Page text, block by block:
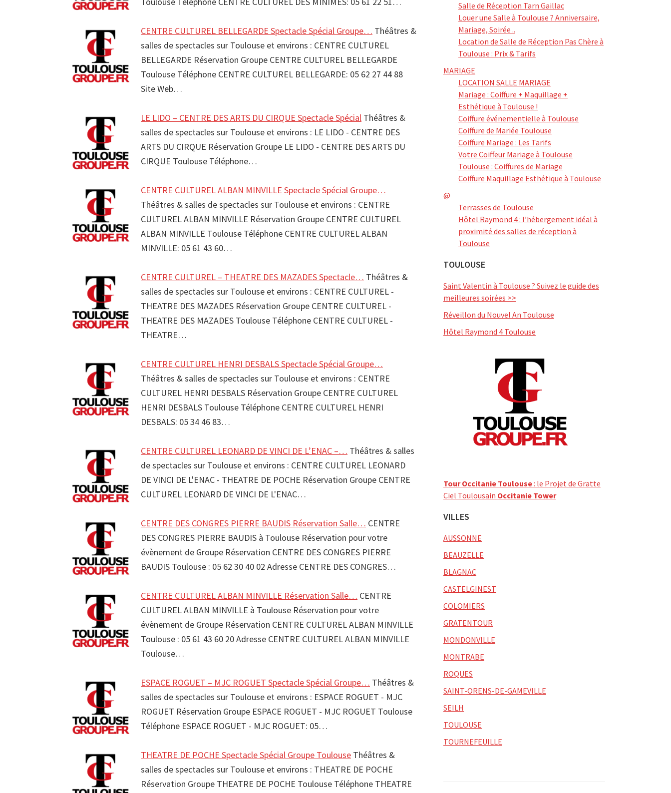
CENTRE CULTUREL BELLEGARDE Spectacle Spécial Groupe… Théâtres &
salles de spectacles sur Toulouse et environs : CENTRE CULTUREL
BELLEGARDE Réservation Groupe CENTRE CULTUREL BELLEGARDE
Toulouse Téléphone CENTRE CULTUREL BELLEGARDE: 05 62 27 44 88
Site Web…
LE LIDO – CENTRE DES ARTS DU CIRQUE Spectacle Spécial Théâtres &
salles de spectacles sur Toulouse et environs : LE LIDO - CENTRE DES
ARTS DU CIRQUE Réservation Groupe LE LIDO - CENTRE DES ARTS DU
CIRQUE Toulouse Téléphone…
CENTRE CULTUREL ALBAN MINVILLE Spectacle Spécial Groupe…
Théâtres & salles de spectacles sur Toulouse et environs : CENTRE
CULTUREL ALBAN MINVILLE Réservation Groupe CENTRE CULTUREL
ALBAN MINVILLE Toulouse Téléphone CENTRE CULTUREL ALBAN
MINVILLE: 05 61 43 60…
CENTRE CULTUREL – THEATRE DES MAZADES Spectacle… Théâtres &
salles de spectacles sur Toulouse et environs : CENTRE CULTUREL -
THEATRE DES MAZADES Réservation Groupe CENTRE CULTUREL -
THEATRE DES MAZADES Toulouse Téléphone CENTRE CULTUREL -
THEATRE…
CENTRE CULTUREL HENRI DESBALS Spectacle Spécial Groupe…
Théâtres & salles de spectacles sur Toulouse et environs : CENTRE
CULTUREL HENRI DESBALS Réservation Groupe CENTRE CULTUREL
HENRI DESBALS Toulouse Téléphone CENTRE CULTUREL HENRI
DESBALS: 05 34 46 83…
CENTRE CULTUREL LEONARD DE VINCI DE L’ENAC –… Théâtres & salles
de spectacles sur Toulouse et environs : CENTRE CULTUREL LEONARD
DE VINCI DE L'ENAC - THEATRE DE POCHE Réservation Groupe CENTRE
CULTUREL LEONARD DE VINCI DE L'ENAC…
CENTRE DES CONGRES PIERRE BAUDIS Réservation Salle… CENTRE
DES CONGRES PIERRE BAUDIS à Toulouse Réservation pour votre
évènement de Groupe Réservation CENTRE DES CONGRES PIERRE
BAUDIS Toulouse : 05 62 30 40 02 Adresse CENTRE DES CONGRES…
CENTRE CULTUREL ALBAN MINVILLE Réservation Salle… CENTRE
CULTUREL ALBAN MINVILLE à Toulouse Réservation pour votre
évènement de Groupe Réservation CENTRE CULTUREL ALBAN MINVILLE
Toulouse : 05 61 43 60 20 Adresse CENTRE CULTUREL ALBAN MINVILLE
Toulouse…
ESPACE ROGUET – MJC ROGUET Spectacle Spécial Groupe… Théâtres &
salles de spectacles sur Toulouse et environs : ESPACE ROGUET - MJC
ROGUET Réservation Groupe ESPACE ROGUET - MJC ROGUET Toulouse
Téléphone ESPACE ROGUET - MJC ROGUET: 05…
THEATRE DE POCHE Spectacle Spécial Groupe Toulouse Théâtres &
salles de spectacles sur Toulouse et environs : THEATRE DE POCHE
Réservation Groupe THEATRE DE POCHE Toulouse Téléphone THEATRE
Salle de Réception Tarn Gaillac
Louer une Salle à Toulouse ? Anniversaire,
Mariage, Soirée ..
Location de Salle de Réception Pas Chère à
Toulouse : Prix & Tarifs
MARIAGE
LOCATION SALLE MARIAGE
Mariage : Coiffure + Maquillage +
Esthétique à Toulouse !
Coiffure événementielle à Toulouse
Coiffure de Mariée Toulouse
Coiffure Mariage : Les Tarifs
Votre Coiffeur Mariage à Toulouse
Toulouse : Coiffures de Mariage
Coiffure Maquillage Esthétique à Toulouse
@
Terrasses de Toulouse
Hôtel Raymond 4 : l’hébergement idéal à
proximité des salles de réception à
Toulouse
TOULOUSE
Saint Valentin à Toulouse ? Suivez le guide des
meilleures soirées >>
Réveillon du Nouvel An Toulouse
Hôtel Raymond 4 Toulouse
Tour Occitanie Toulouse: le Projet de Gratte
Ciel Toulousain Occitanie Tower
VILLES
AUSSONNE
BEAUZELLE
BLAGNAC
CASTELGINEST
COLOMIERS
GRATENTOUR
MONDONVILLE
MONTRABE
ROQUES
SAINT-ORENS-DE-GAMEVILLE
SEILH
TOULOUSE
TOURNEFEUILLE